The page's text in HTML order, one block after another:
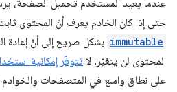
عندما يعيد المستخدم تحميل الصفحة،
حتى إذا كان الخادم يعرف أنّ المحتوى
immutable بشكل صريح إلى أنّ إعادة
المحتوى لن يتغيّر. لا تتوفّر إمكانية
على نطاق واسع في المتصفحات والخوادم